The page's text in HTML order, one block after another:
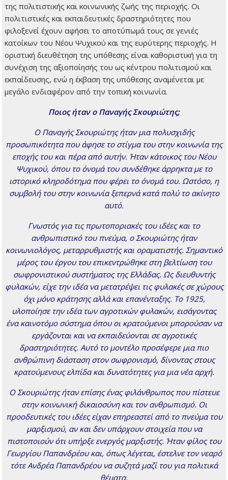
της πολιτιστικής και κοινωνικής ζωής της περιοχής. Οι
πολιτιστικές και εκπαιδευτικές δραστηριότητες που
φιλοξενεί έχουν αφήσει το αποτύπωμά τους σε γενιές
κατοίκων του Νέου Ψυχικού και της ευρύτερης περιοχής. Η
οριστική διευθέτηση της υπόθεσης είναι καθοριστική για τη
συνέχιση της αξιοποίησής του ως κέντρου πολιτισμού και
εκπαίδευσης, ενώ η έκβαση της υπόθεσης αναμένεται με
μεγάλο ενδιαφέρον από την τοπική κοινωνία.
Ποιος ήταν ο Παναγής Σκουριώτης;
Ο Παναγής Σκουριώτης ήταν μια πολυσχιδής
προσωπικότητα που άφησε το στίγμα του στην κοινωνία της
εποχής του και πέρα από αυτήν. Ήταν κάτοικος του Νέου
Ψυχικού, όπου το όνομά του συνδέθηκε άρρηκτα με το
ιστορικό κληροδότημα που φέρει το όνομά του. Ωστόσο, η
συμβολή του στην κοινωνία ξεπερνά κατά πολύ το ακίνητο
αυτό.
Γνωστός για τις πρωτοποριακές του ιδέες και το
ανθρωπιστικό του πνεύμα, ο Σκουριώτης ήταν
κοινωνιολόγος, μεταρρυθμιστής και οραματιστής. Σημαντικό
μέρος του έργου του επικεντρώθηκε στη βελτίωση του
σωφρονιστικού συστήματος της Ελλάδας. Ως διευθυντής
φυλακών, είχε την ιδέα να μετατρέψει τις φυλακές σε χώρους
όχι μόνο κράτησης αλλά και επανένταξης. Το 1925,
υλοποίησε την ιδέα των αγροτικών φυλακών, εισάγοντας
ένα καινοτόμο σύστημα όπου οι κρατούμενοι μπορούσαν να
εργάζονται και να εκπαιδεύονται σε αγροτικές
δραστηριότητες. Αυτό το μοντέλο προσέφερε μια πιο
ανθρώπινη διάσταση στον σωφρονισμό, δίνοντας στους
κρατούμενους ελπίδα και δυνατότητες για μια νέα αρχή.
Ο Σκουριώτης ήταν επίσης ένας φιλάνθρωπος που πίστευε
στην κοινωνική δικαιοσύνη και τον ανθρωπισμό. Οι
προοδευτικές του ιδέες είχαν επηρεαστεί από το πνεύμα του
μαρξισμού, αν και δεν υπάρχουν στοιχεία που να
πιστοποιούν ότι υπήρξε ενεργός μαρξιστής. Ήταν φίλος του
Γεωργίου Παπανδρέου και, όπως λέγεται, έστελνε τον νεαρό
τότε Ανδρέα Παπανδρέου να συζητά μαζί του για πολιτικά
θέματα.